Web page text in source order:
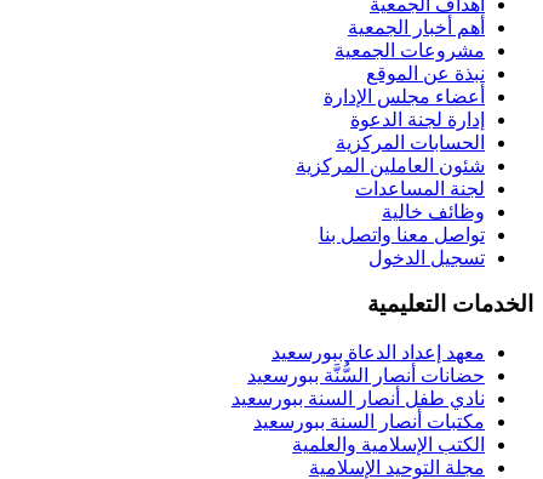
أهم أخبار الجمعية
مشروعات الجمعية
نبذة عن الموقع
أعضاء مجلس الإدارة
إدارة لجنة الدعوة
الحسابات المركزية
شئون العاملين المركزية
لجنة المساعدات
وظائف خالية
تواصل معنا واتصل بنا
تسجيل الدخول
الخدمات التعليمية
معهد إعداد الدعاة ببورسعيد
حضانات أنصار السُّنَّة ببورسعيد
نادي طفل أنصار السنة ببورسعيد
مكتبات أنصار السنة ببورسعيد
الكتب الإسلامية والعلمية
مجلة التوحيد الإسلامية